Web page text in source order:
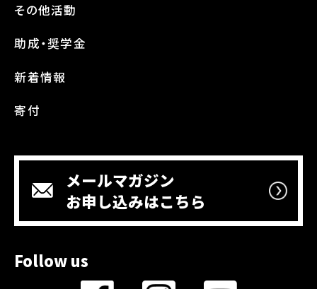
その他活動
助成・奨学金
新着情報
寄付
メールマガジン
お申し込みはこちら
Follow us